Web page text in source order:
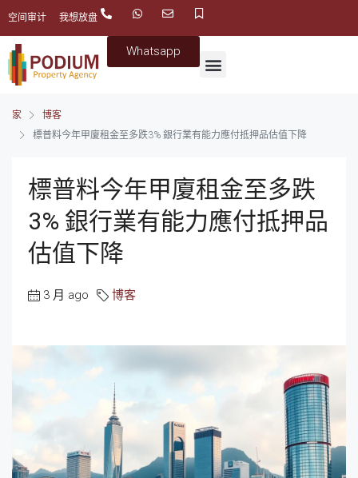
空间审计 我想放盘
Whatsapp
家
博客
標普料今年甲廈租金至多跌3% 銀行業有能力應付抵押品估值下降
標普料今年甲廈租金至多跌
3% 銀行業有能力應付抵押品
估值下降
3 月 ago 博客